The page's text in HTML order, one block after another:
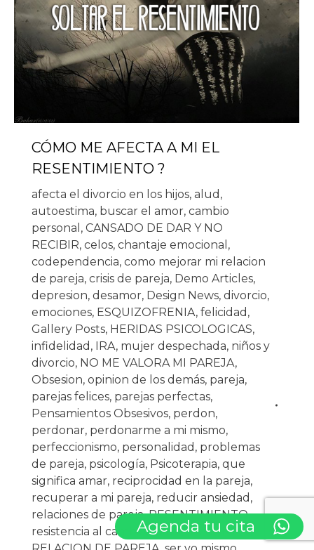
CÓMO ME AFECTA A MI EL
RESENTIMIENTO ?
afecta el divorcio en los hijos, alud ,
autoestima, buscar el amor, cambio
personal , CANSADO DE DAR Y NO
RECIBIR, celos, chantaje emocional ,
codependencia, como mejorar mi relacion
de pareja, crisis de pareja, Demo Articles,
depresion, desamor, Design News, divorcio,
emociones, ESQUIZOFRENIA, felicidad ,
Gallery Posts, HERIDAS PSICOLOGICAS,
infidelidad , IRA, mujer despechada, niños y
divorcio, NO ME VALORA MI PAREJA,
Obsesion, opinion de los demás, pareja,
parejas felices, parejas perfectas,
Pensamientos Obsesivos, perdon,
perdonar, perdonarme a mi mismo,
perfeccionismo, personalidad , problemas
de pareja, psicología, Psicoterapia, que
significa amar, reciprocidad en la pareja,
recuperar a mi pareja, reducir ansiedad ,
relaciones de pareja,RESENTIMIENTO,
resistencia al cambio,salud,SALVAR
Agenda tu cita